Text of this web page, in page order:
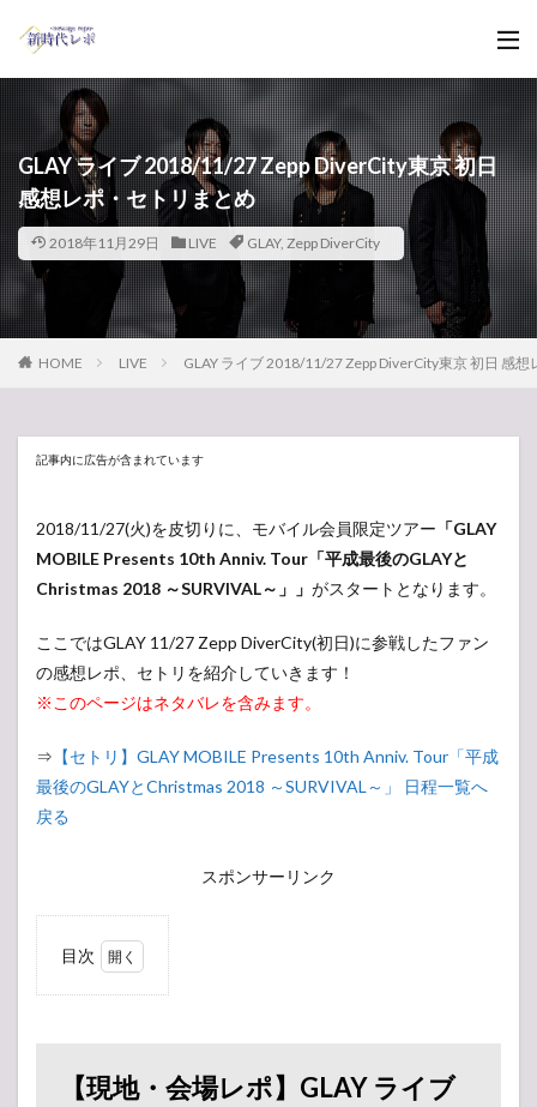
GLAY ライブ 2018/11/27 Zepp DiverCity東京 初日
感想レポ・セトリまとめ
2018年11月29日 LIVE GLAY, Zepp DiverCity
HOME LIVE GLAY ライブ 2018/11/27 Zepp DiverCity東京 初日 感
記事内に広告が含まれています
2018/11/27(火)を皮切りに、モバイル会員限定ツアー 「GLAY
MOBILE Presents 10th Anniv. Tour「平成最後のGLAYと
Christmas 2018 ～SURVIVAL～」」 がスタートとなります。
ここではGLAY 11/27 Zepp DiverCity(初日)に参戦したファン
の感想レポ、セトリを紹介していきます！
※このページはネタバレを含みます。
⇒ 【セトリ】GLAY MOBILE Presents 10th Anniv. Tour「平成
最後のGLAYとChristmas 2018 ～SURVIVAL～」 日程一覧へ
戻る
スポンサーリンク
目次
イブ
Zepp【現地・会場レポ】GLAY ライブ